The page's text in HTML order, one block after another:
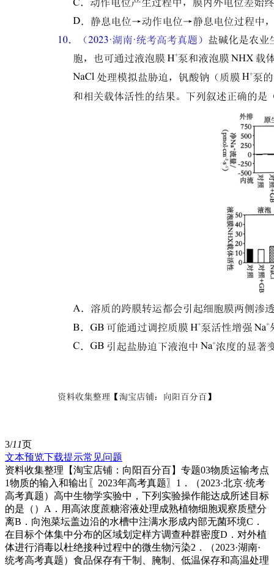
3/11页
文本预览下载提示常见问题
资料收集整理【淘宝店铺：向阳百分百】专题03物质运输考点
1物质的输入和输出〖2023年高考真题〗1．（2023·北京·统考
高考真题）高中生物学实验中，下列实验操作能达成所述目标
的是（）A．用高浓度蔗糖溶液处理成熟植物细胞观察质壁分
离B．向泡菜坛盖边沿的水槽中注满水形成内部无菌环境C．
在目标个体集中分布的区域划定样方调查种群密度D．对外植
体进行消毒以杜绝接种过程中的微生物污染2．（2023·湖南·
统考高考真题）食品保存有干制、腌制、低温保存和高温处理